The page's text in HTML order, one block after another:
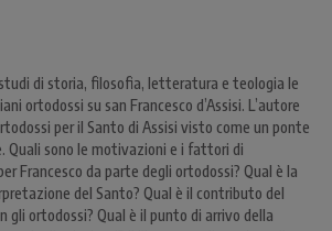
di storia, filosofia, letteratura e teologia le
ortodossi su san Francesco d’Assisi. L’autore
per il Santo di Assisi visto come un ponte
Quali sono le motivazioni e i fattori di
Francesco da parte degli ortodossi? Qual è la
del Santo? Qual è il contributo del
gli ortodossi? Qual è il punto di arrivo della